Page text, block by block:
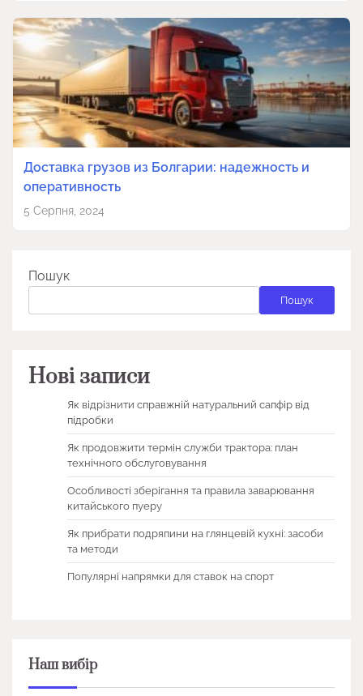
Доставка грузов из Болгарии: надежность и
оперативность
5 Серпня, 2024
Пошук
Пошук
Нові записи
Як відрізнити справжній натуральний сапфір від
підробки
Як продовжити термін служби трактора: план
технічного обслуговування
Особливості зберігання та правила заварювання
китайського пуеру
Як прибрати подряпини на глянцевій кухні: засоби
та методи
Популярні напрямки для ставок на спорт
Наш вибір